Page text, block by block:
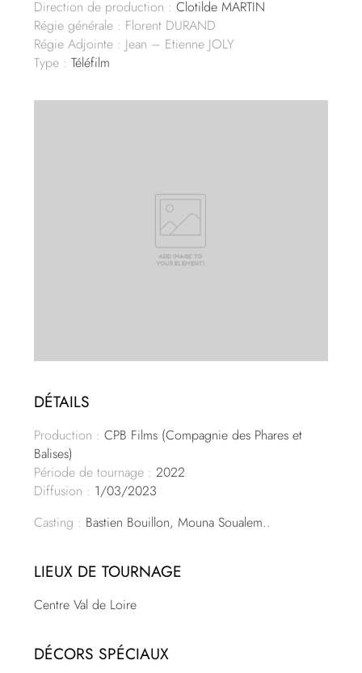
Direction de production : Clotilde MARTIN
Régie générale : Florent DURAND
Régie Adjointe : Jean – Etienne JOLY
Type : Téléfilm
DÉTAILS
Production : CPB Films (Compagnie des Phares et
Balises)
Période de tournage : 2022
Diffusion : 1/03/2023
Casting : Bastien Bouillon, Mouna Soualem..
LIEUX DE TOURNAGE
Centre Val de Loire
DÉCORS SPÉCIAUX